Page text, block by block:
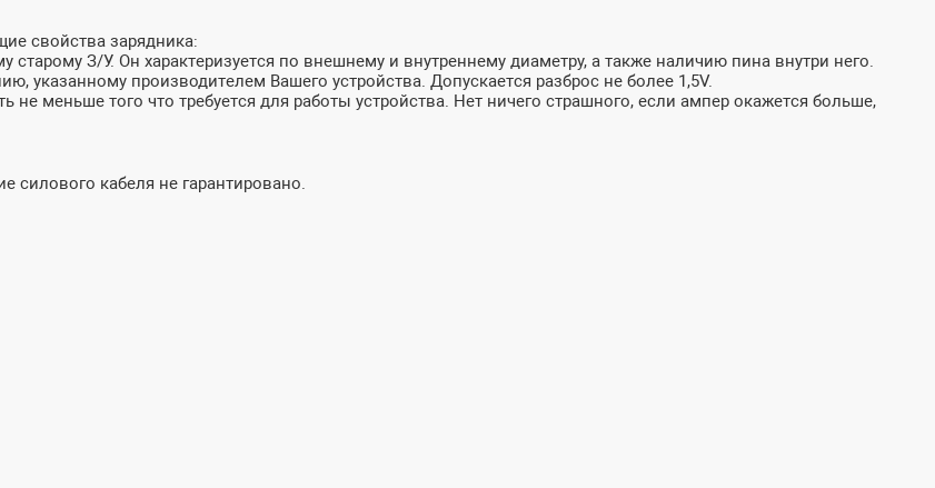
свойства зарядника:
старому З/У. Он характеризуется по внешнему и внутреннему диаметру, а также наличию пина внутри него.
указанному производителем Вашего устройства. Допускается разброс не более 1,5V.
меньше того что требуется для работы устройства. Нет ничего страшного, если ампер окажется больше,
силового кабеля не гарантировано.